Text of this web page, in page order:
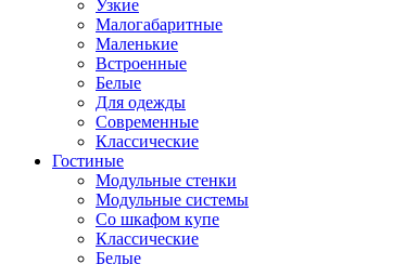
Узкие
Малогабаритные
Маленькие
Встроенные
Белые
Для одежды
Современные
Классические
Гостиные
Модульные стенки
Модульные системы
Со шкафом купе
Классические
Белые